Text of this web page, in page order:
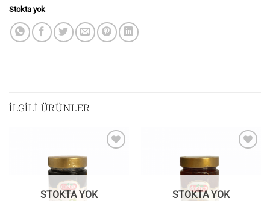
Stokta yok
İLGILI ÜRÜNLER
STOKTA YOK STOKTA YOK